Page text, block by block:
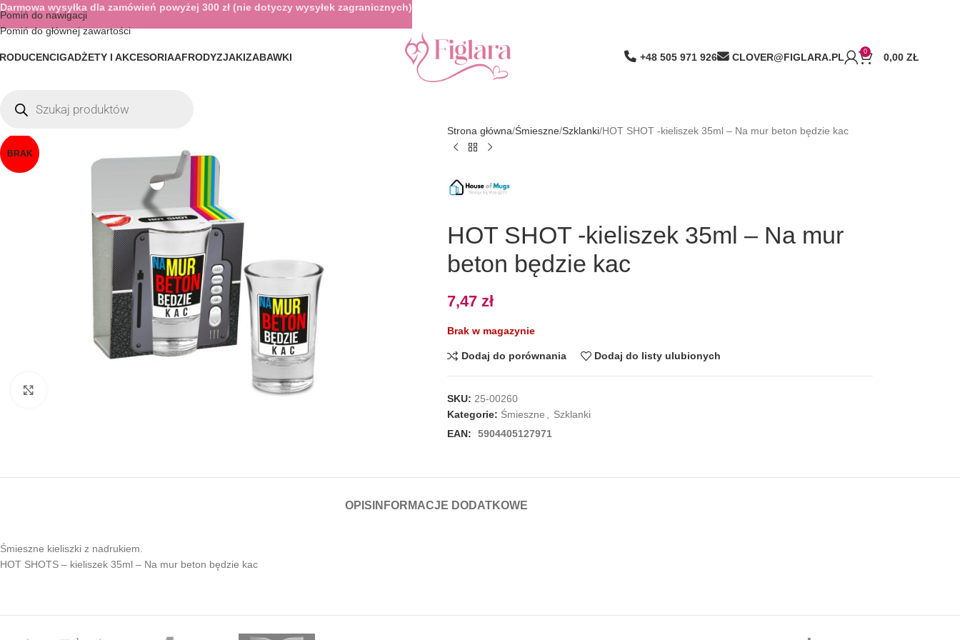
Pomiń do nawigacji
Pomiń do głównej zawartości
GADŻETY I AKCESORIAAFRODYZJAKIZABAWKI +48 505 971 926 CLOVER@FIGLARA.PL 0 0,00 ZŁ
BRAK
Strona główna Śmieszne Szklanki HOT SHOT -kieliszek 35ml – Na mur beton będzie kac
HOT SHOT -kieliszek 35ml – Na mur
beton będzie kac
7,47 zł
Brak w magazynie
Dodaj do porównania Dodaj do listy ulubionych
SKU: 25-00260
Kategorie: Śmieszne
Szklanki
EAN:
5904405127971
OPIS INFORMACJE DODATKOWE
Śmieszne kieliszki z nadrukiem.
HOT SHOTS – kieliszek 35ml – Na mur beton będzie kac
Darmowa wysyłka dla zamówień powyżej 300 zł (nie dotyczy wysyłek zagranicznych)